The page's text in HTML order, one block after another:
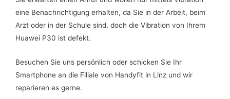
eine Benachrichtigung erhalten, da Sie in der Arbeit, beim
Arzt oder in der Schule sind, doch die Vibration von Ihrem
Huawei P30 ist defekt.
Besuchen Sie uns persönlich oder schicken Sie Ihr
Smartphone an die Filiale von Handyfit in Linz und wir
reparieren es gerne.